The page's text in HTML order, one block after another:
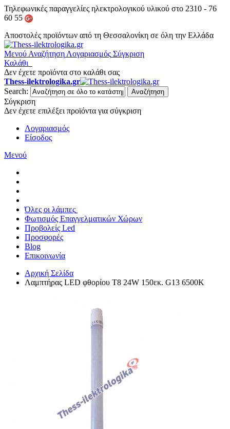
Τηλεφωνικές παραγγελίες ηλεκτρολογικού υλικού στο 2310 - 76
60 55
Αποστολές προϊόντων από τη Θεσσαλονίκη σε όλη την Ελλάδα
Μενού Αναζήτηση Λογαριασμός Σύγκριση
Καλάθι
Δεν έχετε προϊόντα στο καλάθι σας
Thess-ilektrologika.gr
Search:
Αναζήτηση
Σύγκριση
Δεν έχετε επιλέξει προϊόντα για σύγκριση
Λογαριασμός
Είσοδος
Μενού
Όλες οι λάμπες
Φωτισμός Επαγγελματικών Χώρων
Προβολείς Led
Προσφορές
Blog
Επικοινωνία
Αρχική Σελίδα
Λαμπτήρας LED φθορίου T8 24W 150εκ. G13 6500K